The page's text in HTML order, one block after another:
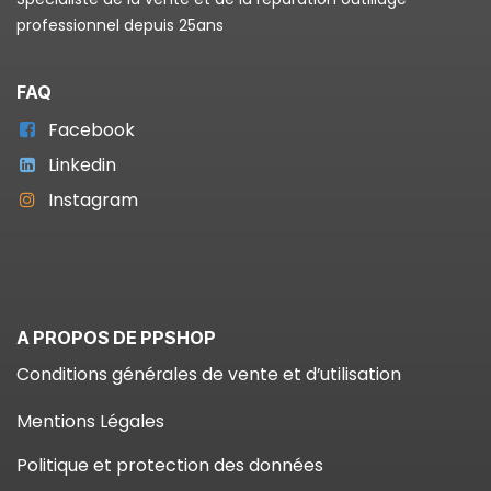
professionnel depuis 25ans
FAQ
Facebook
Linkedin
Instagram
A PROPOS DE PPSHOP
Conditions générales de vente et d’utilisation
Mentions Légales
Politique et protection des données